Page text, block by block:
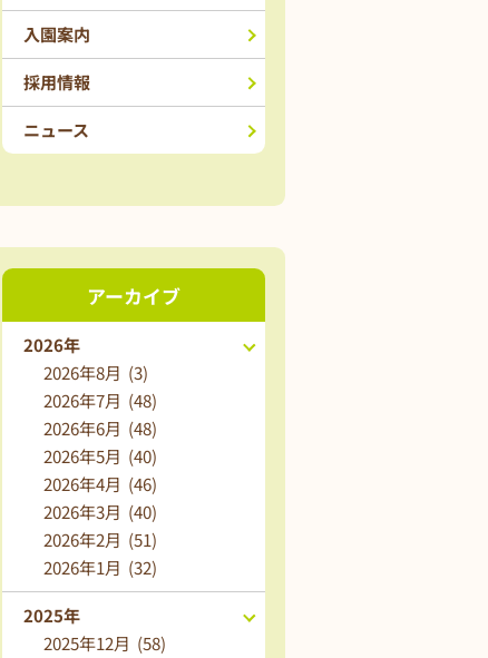
入園案内
採用情報
ニュース
アーカイブ
2026年
2026年8月 (3)
2026年7月 (48)
2026年6月 (48)
2026年5月 (40)
2026年4月 (46)
2026年3月 (40)
2026年2月 (51)
2026年1月 (32)
2025年
2025年12月 (58)